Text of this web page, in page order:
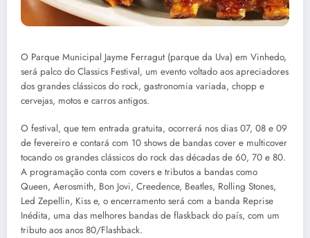
O Parque Municipal Jayme Ferragut (parque da Uva) em Vinhedo,
será palco do Classics Festival, um evento voltado aos apreciadores
dos grandes clássicos do rock, gastronomia variada, chopp e
cervejas, motos e carros antigos.
O festival, que tem entrada gratuita, ocorrerá nos dias 07, 08 e 09
de fevereiro e contará com 10 shows de bandas cover e multicover
tocando os grandes clássicos do rock das décadas de 60, 70 e 80.
A programação conta com covers e tributos a bandas como
Queen, Aerosmith, Bon Jovi, Creedence, Beatles, Rolling Stones,
Led Zepellin, Kiss e, o encerramento será com a banda Reprise
Inédita, uma das melhores bandas de flaskback do país, com um
tributo aos anos 80/Flashback.